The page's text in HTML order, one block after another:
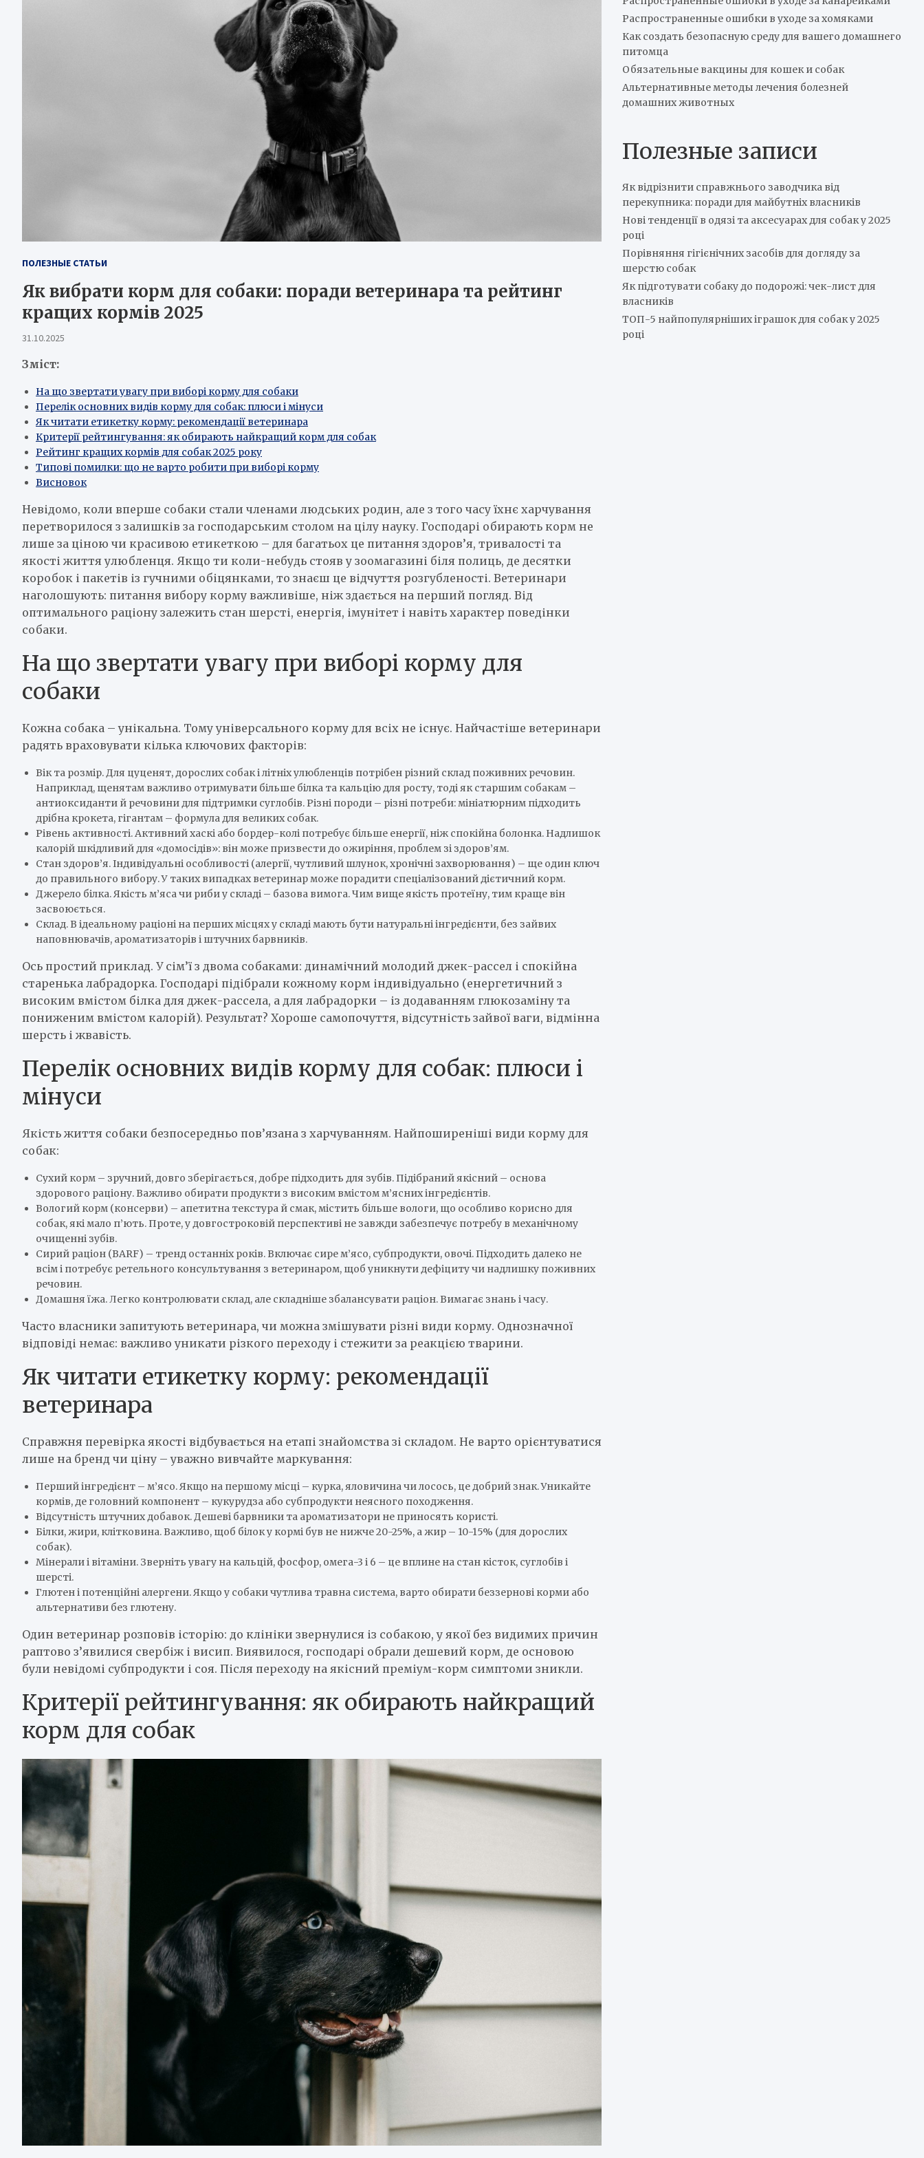
ПОЛЕЗНЫЕ СТАТЬИ
Як вибрати корм для собаки: поради ветеринара та рейтинг
кращих кормів 2025
31.10.2025
Зміст:
На що звертати увагу при виборі корму для собаки
Перелік основних видів корму для собак: плюси і мінуси
Як читати етикетку корму: рекомендації ветеринара
Критерії рейтингування: як обирають найкращий корм для собак
Рейтинг кращих кормів для собак 2025 року
Типові помилки: що не варто робити при виборі корму
Висновок
Невідомо, коли вперше собаки стали членами людських родин, але з того часу їхнє харчування
перетворилося з залишків за господарським столом на цілу науку. Господарі обирають корм не
лише за ціною чи красивою етикеткою – для багатьох це питання здоров’я, тривалості та
якості життя улюбленця. Якщо ти коли-небудь стояв у зоомагазині біля полиць, де десятки
коробок і пакетів із гучними обіцянками, то знаєш це відчуття розгубленості. Ветеринари
наголошують: питання вибору корму важливіше, ніж здається на перший погляд. Від
оптимального раціону залежить стан шерсті, енергія, імунітет і навіть характер поведінки
собаки.
На що звертати увагу при виборі корму для
собаки
Кожна собака – унікальна. Тому універсального корму для всіх не існує. Найчастіше ветеринари
радять враховувати кілька ключових факторів:
Вік та розмір. Для цуценят, дорослих собак і літніх улюбленців потрібен різний склад поживних речовин.
Наприклад, щенятам важливо отримувати більше білка та кальцію для росту, тоді як старшим собакам –
антиоксиданти й речовини для підтримки суглобів. Різні породи – різні потреби: мініатюрним підходить
дрібна крокета, гігантам – формула для великих собак.
Рівень активності. Активний хаскі або бордер-колі потребує більше енергії, ніж спокійна болонка. Надлишок
калорій шкідливий для «домосідів»: він може призвести до ожиріння, проблем зі здоров’ям.
Стан здоров’я. Індивідуальні особливості (алергії, чутливий шлунок, хронічні захворювання) – ще один ключ
до правильного вибору. У таких випадках ветеринар може порадити спеціалізований дієтичний корм.
Джерело білка. Якість м’яса чи риби у складі – базова вимога. Чим вище якість протеїну, тим краще він
засвоюється.
Склад. В ідеальному раціоні на перших місцях у складі мають бути натуральні інгредієнти, без зайвих
наповнювачів, ароматизаторів і штучних барвників.
Ось простий приклад. У сім’ї з двома собаками: динамічний молодий джек-рассел і спокійна
старенька лабрадорка. Господарі підібрали кожному корм індивідуально (енергетичний з
високим вмістом білка для джек-рассела, а для лабрадорки – із додаванням глюкозаміну та
пониженим вмістом калорій). Результат? Хороше самопочуття, відсутність зайвої ваги, відмінна
шерсть і жвавість.
Перелік основних видів корму для собак: плюси і
мінуси
Якість життя собаки безпосередньо пов’язана з харчуванням. Найпоширеніші види корму для
собак:
Сухий корм – зручний, довго зберігається, добре підходить для зубів. Підібраний якісний – основа
здорового раціону. Важливо обирати продукти з високим вмістом м’ясних інгредієнтів.
Вологий корм (консерви) – апетитна текстура й смак, містить більше вологи, що особливо корисно для
собак, які мало п’ють. Проте, у довгостроковій перспективі не завжди забезпечує потребу в механічному
очищенні зубів.
Сирий раціон (BARF) – тренд останніх років. Включає сире м’ясо, субпродукти, овочі. Підходить далеко не
всім і потребує ретельного консультування з ветеринаром, щоб уникнути дефіциту чи надлишку поживних
речовин.
Домашня їжа. Легко контролювати склад, але складніше збалансувати раціон. Вимагає знань і часу.
Часто власники запитують ветеринара, чи можна змішувати різні види корму. Однозначної
відповіді немає: важливо уникати різкого переходу і стежити за реакцією тварини.
Як читати етикетку корму: рекомендації
ветеринара
Справжня перевірка якості відбувається на етапі знайомства зі складом. Не варто орієнтуватися
лише на бренд чи ціну – уважно вивчайте маркування:
Перший інгредієнт – м’ясо. Якщо на першому місці – курка, яловичина чи лосось, це добрий знак. Уникайте
кормів, де головний компонент – кукурудза або субпродукти неясного походження.
Відсутність штучних добавок. Дешеві барвники та ароматизатори не приносять користі.
Білки, жири, клітковина. Важливо, щоб білок у кормі був не нижче 20-25%, а жир – 10-15% (для дорослих
собак).
Мінерали і вітаміни. Зверніть увагу на кальцій, фосфор, омега-3 і 6 – це вплине на стан кісток, суглобів і
шерсті.
Глютен і потенційні алергени. Якщо у собаки чутлива травна система, варто обирати беззернові корми або
альтернативи без глютену.
Один ветеринар розповів історію: до клініки звернулися із собакою, у якої без видимих причин
раптово з’явилися свербіж і висип. Виявилося, господарі обрали дешевий корм, де основою
були невідомі субпродукти і соя. Після переходу на якісний преміум-корм симптоми зникли.
Критерії рейтингування: як обирають найкращий
корм для собак
Распространенные ошибки в уходе за хомяками
Как создать безопасную среду для вашего домашнего
питомца
Обязательные вакцины для кошек и собак
Альтернативные методы лечения болезней
домашних животных
Полезные записи
Як відрізнити справжнього заводчика від
перекупника: поради для майбутніх власників
Нові тенденції в одязі та аксесуарах для собак у 2025
році
Порівняння гігієнічних засобів для догляду за
шерстю собак
Як підготувати собаку до подорожі: чек-лист для
власників
ТОП-5 найпопулярніших іграшок для собак у 2025
році